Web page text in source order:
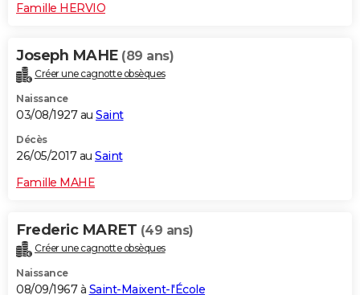
Famille HERVIO
Joseph MAHE (89 ans)
Créer une cagnotte obsèques
Naissance
03/08/1927 au Saint
Décès
26/05/2017 au Saint
Famille MAHE
Frederic MARET (49 ans)
Créer une cagnotte obsèques
Naissance
08/09/1967 à Saint-Maixent-l'École